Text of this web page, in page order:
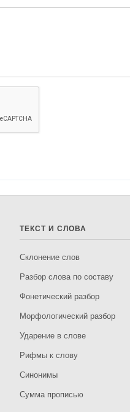
ТЕКСТ И СЛОВА
Склонение слов
Разбор слова по составу
Фонетический разбор
Морфологический разбор
Ударение в слове
Рифмы к слову
Синонимы
Сумма прописью